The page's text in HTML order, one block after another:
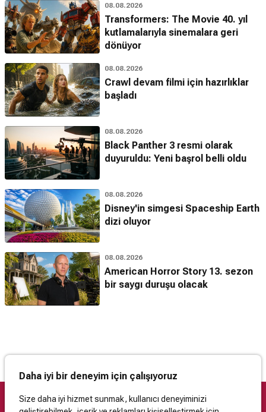
08.08.2026
Transformers: The Movie 40. yıl
kutlamalarıyla sinemalara geri
dönüyor
08.08.2026
Crawl devam filmi için hazırlıklar
başladı
08.08.2026
Black Panther 3 resmi olarak
duyuruldu: Yeni başrol belli oldu
08.08.2026
Disney'in simgesi Spaceship Earth
dizi oluyor
08.08.2026
American Horror Story 13. sezon
bir saygı duruşu olacak
Daha iyi bir deneyim için çalışıyoruz
Size daha iyi hizmet sunmak, kullanıcı deneyiminizi